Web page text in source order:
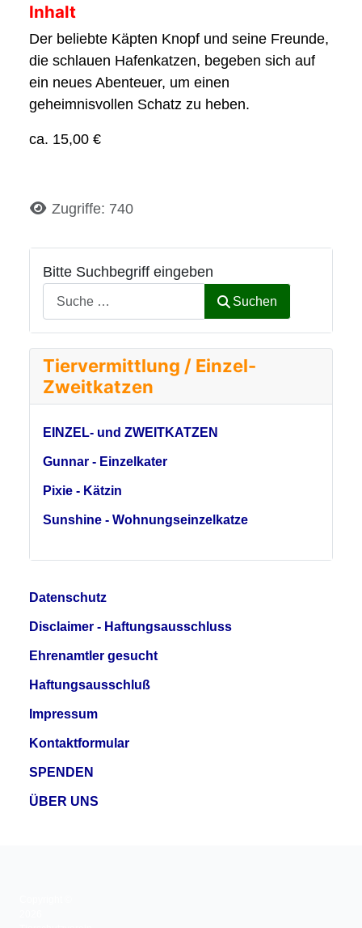
Bitte Suchbegriff eingeben
Suchen
Tiervermittlung / Einzel-
Zweitkatzen
EINZEL- und ZWEITKATZEN
Gunnar - Einzelkater
Pixie - Kätzin
Sunshine - Wohnungseinzelkatze
Inhalt
Der beliebte Käpten Knopf und seine Freunde,
die schlauen Hafenkatzen, begeben sich auf
ein neues Abenteuer, um einen
geheimnisvollen Schatz zu heben.
ca. 15,00 €
DetailsZugriffe: 740
Datenschutz
Disclaimer - Haftungsausschluss
Ehrenamtler gesucht
Haftungsausschluß
Impressum
Kontaktformular
SPENDEN
ÜBER UNS